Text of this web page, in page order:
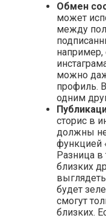
Обмен
может
между
например,
можно
профиль.
одним
сторис в
должны
функцией
Разница в
близких
будет
смогут
близких.